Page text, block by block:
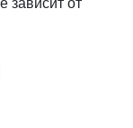
зависит от